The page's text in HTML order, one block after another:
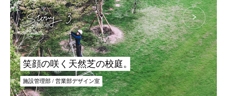
笑顔の咲く天然芝の校庭。
施設管理部 / 営業部デザイン室